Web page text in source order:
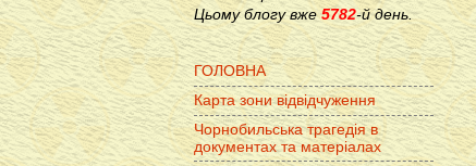
Цьому блогу вже 5782-й день.
ГОЛОВНА
Карта зони відвідчуження
Чорнобильська трагедія в
документах та матеріалах